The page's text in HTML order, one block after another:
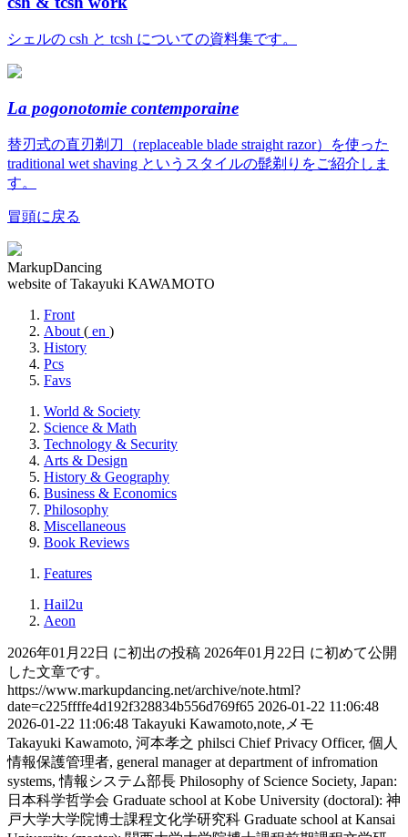
シェルの csh と tcsh についての資料集です。
La pogonotomie contemporaine
替刃式の直刃剃刀（replaceable blade straight razor）を使った
traditional wet shaving というスタイルの髭剃りをご紹介しま
す。
冒頭に戻る
MarkupDancing
website of Takayuki KAWAMOTO
Front
About ( en )
History
Pcs
Favs
World & Society
Science & Math
Technology & Security
Arts & Design
History & Geography
Business & Economics
Philosophy
Miscellaneous
Book Reviews
Features
Hail2u
Aeon
2026年01月22日 に初出の投稿 2026年01月22日 に初めて公開
した文章です。
https://www.markupdancing.net/archive/note.html?
date=c225ffffe4d192f328834b556d769f65 2026-01-22 11:06:48
2026-01-22 11:06:48 Takayuki Kawamoto,note,メモ
Takayuki Kawamoto, 河本孝之 philsci Chief Privacy Officer, 個人
情報保護管理者, general manager at department of infromation
systems, 情報システム部長 Philosophy of Science Society, Japan:
日本科学哲学会 Graduate school at Kobe University (doctoral): 神
戸大学大学院博士課程文化学研究科 Graduate school at Kansai